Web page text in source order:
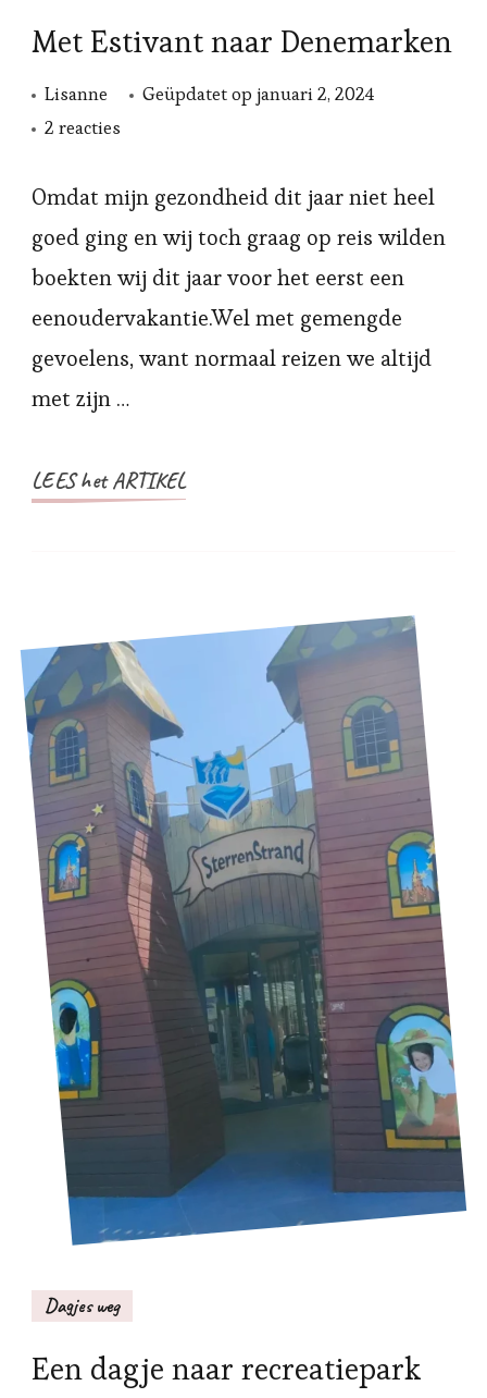
Met Estivant naar Denemarken
Lisanne Geüpdatet op januari 2, 2024
2 reacties
Estivant
Omdat mijn gezondheid dit jaar niet heel
goed ging en wij toch graag op reis wilden
boekten wij dit jaar voor het eerst een
eenoudervakantie.Wel met gemengde
gevoelens, want normaal reizen we altijd
met zijn …
LEES het ARTIKEL
Dagjes weg
Een dagje naar recreatiepark